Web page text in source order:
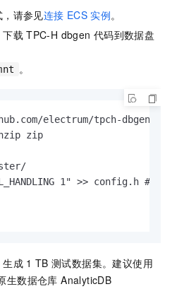
请参见连接 ECS 实例。
下载 TPC-H dbgen 代码到数据盘
。
electrum/tpch-dbgen/
zip
1" >> config.h # 消
生成 1 TB 测试数据集。建议使用
生数据仓库 AnalyticDB